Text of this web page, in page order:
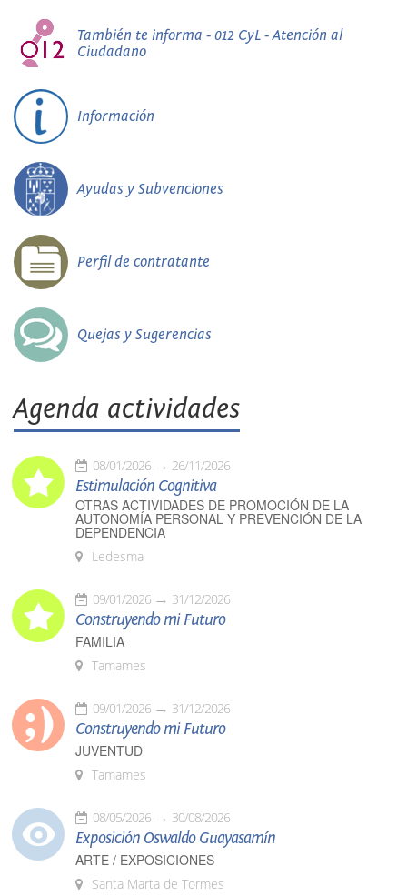
También te informa - 012 CyL - Atención al
Ciudadano
Información
Ayudas y Subvenciones
Perfil de contratante
Quejas y Sugerencias
Agenda actividades
08/01/2026 26/11/2026
Estimulación Cognitiva
OTRAS ACTIVIDADES DE PROMOCIÓN DE LA
AUTONOMÍA PERSONAL Y PREVENCIÓN DE LA
DEPENDENCIA
Ledesma
09/01/2026 31/12/2026
Construyendo mi Futuro
FAMILIA
Tamames
09/01/2026 31/12/2026
Construyendo mi Futuro
JUVENTUD
Tamames
08/05/2026 30/08/2026
Exposición Oswaldo Guayasamín
ARTE / EXPOSICIONES
Santa Marta de Tormes